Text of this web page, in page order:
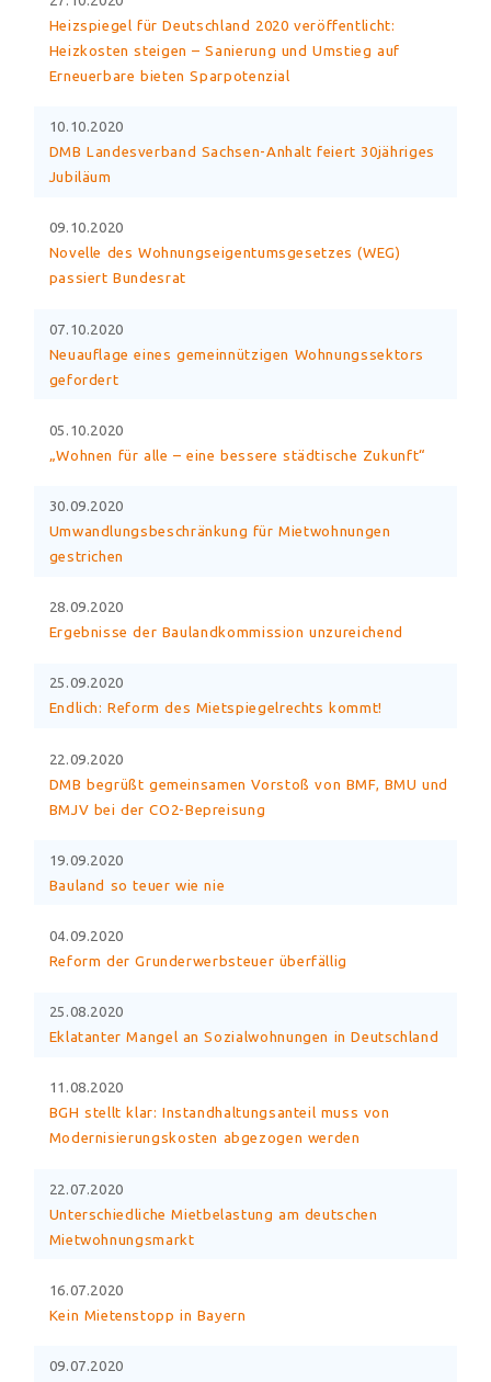
Heizspiegel für Deutschland 2020 veröffentlicht:
Heizkosten steigen – Sanierung und Umstieg auf
Erneuerbare bieten Sparpotenzial
10.10.2020
DMB Landesverband Sachsen-Anhalt feiert 30jähriges
Jubiläum
09.10.2020
Novelle des Wohnungseigentumsgesetzes (WEG)
passiert Bundesrat
07.10.2020
Neuauflage eines gemeinnützigen Wohnungssektors
gefordert
05.10.2020
„Wohnen für alle – eine bessere städtische Zukunft“
30.09.2020
Umwandlungsbeschränkung für Mietwohnungen
gestrichen
28.09.2020
Ergebnisse der Baulandkommission unzureichend
25.09.2020
Endlich: Reform des Mietspiegelrechts kommt!
22.09.2020
DMB begrüßt gemeinsamen Vorstoß von BMF, BMU und
BMJV bei der CO2-Bepreisung
19.09.2020
Bauland so teuer wie nie
04.09.2020
Reform der Grunderwerbsteuer überfällig
25.08.2020
Eklatanter Mangel an Sozialwohnungen in Deutschland
11.08.2020
BGH stellt klar: Instandhaltungsanteil muss von
Modernisierungskosten abgezogen werden
22.07.2020
Unterschiedliche Mietbelastung am deutschen
Mietwohnungsmarkt
16.07.2020
Kein Mietenstopp in Bayern
09.07.2020